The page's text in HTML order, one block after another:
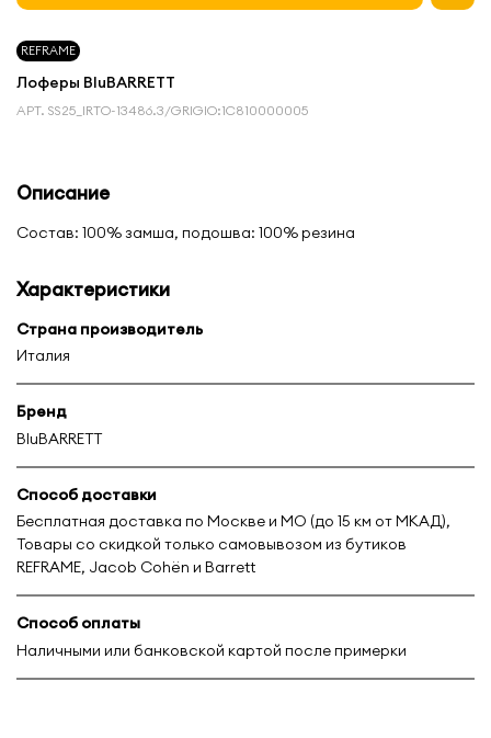
REFRAME
Лоферы BluBARRETT
АРТ. SS25_IRTO-13486.3/GRIGIO:1С810000005
Описание
Состав: 100% замша, подошва: 100% резина
Характеристики
Страна производитель
Италия
Бренд
BluBARRETT
Способ доставки
Бесплатная доставка по Москве и МО (до 15 км от МКАД),
Товары со скидкой только самовывозом из бутиков
REFRAME, Jacob Cohën и Barrett
Способ оплаты
Наличными или банковской картой после примерки